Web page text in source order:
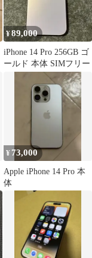
¥89,000
iPhone 14 Pro 256GB ゴ
ールド 本体 SIMフリー
¥ 73,000
Apple iPhone 14 Pro 本
体